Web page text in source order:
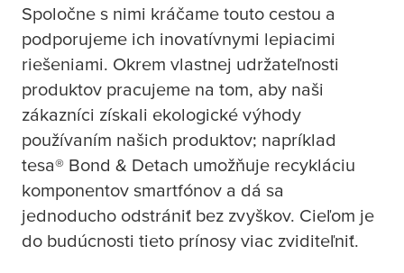
Spoločne s nimi kráčame touto cestou a
podporujeme ich inovatívnymi lepiacimi
riešeniami. Okrem vlastnej udržateľnosti
produktov pracujeme na tom, aby naši
zákazníci získali ekologické výhody
používaním našich produktov; napríklad
tesa® Bond & Detach umožňuje recykláciu
komponentov smartfónov a dá sa
jednoducho odstrániť bez zvyškov. Cieľom je
do budúcnosti tieto prínosy viac zviditeľniť.